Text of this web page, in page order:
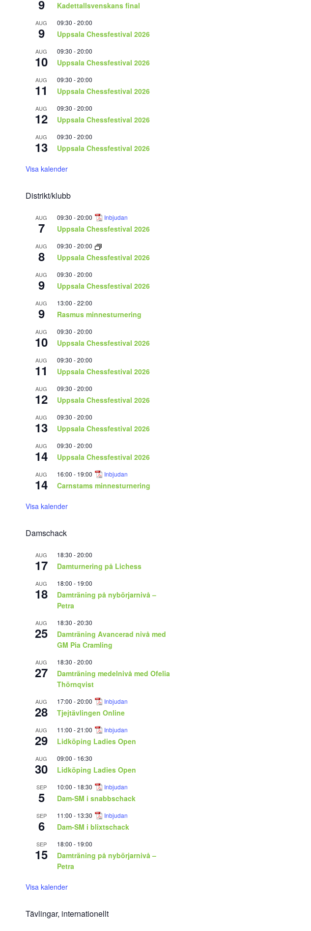
9 Kadettallsvenskans final
AUG
9
09:30 -20:00
Uppsala Chessfestival 2026
AUG
10
09:30 -20:00
Uppsala Chessfestival 2026
AUG
11
09:30 -20:00
Uppsala Chessfestival 2026
AUG
12
09:30 -20:00
Uppsala Chessfestival 2026
AUG
13
09:30 -20:00
Uppsala Chessfestival 2026
Visa kalender
Distrikt/klubb
AUG
7
09:30 -20:00 Inbjudan
Uppsala Chessfestival 2026
AUG
8
09:30 -20:00
Uppsala Chessfestival 2026
AUG
9
09:30 -20:00
Uppsala Chessfestival 2026
AUG
9
13:00 -22:00
Rasmus minnesturnering
AUG
10
09:30 -20:00
Uppsala Chessfestival 2026
AUG
11
09:30 -20:00
Uppsala Chessfestival 2026
AUG
12
09:30 -20:00
Uppsala Chessfestival 2026
AUG
13
09:30 -20:00
Uppsala Chessfestival 2026
AUG
14
09:30 -20:00
Uppsala Chessfestival 2026
AUG
14
16:00 - 19:00 Inbjudan
Carnstams minnesturnering
Visa kalender
Damschack
AUG
17
18:30 -20:00
Damturnering på Lichess
AUG
18
18:00 - 19:00
Damträning på nybörjarnivå –
Petra
AUG
25
18:30 -20:30
Damträning Avancerad nivå med
GM Pia Cramling
AUG
27
18:30 -20:00
Damträning medelnivå med Ofelia
Thörnqvist
AUG
28
17:00 -20:00 Inbjudan
Tjejtävlingen Online
AUG
29
11:00 -21:00 Inbjudan
Lidköping Ladies Open
AUG
30
09:00 - 16:30
Lidköping Ladies Open
SEP
5
10:00 - 18:30 Inbjudan
Dam-SM i snabbschack
SEP
6
11:00 - 13:30 Inbjudan
Dam-SM i blixtschack
SEP
15
18:00 - 19:00
Damträning på nybörjarnivå –
Petra
Visa kalender
Tävlingar, internationellt